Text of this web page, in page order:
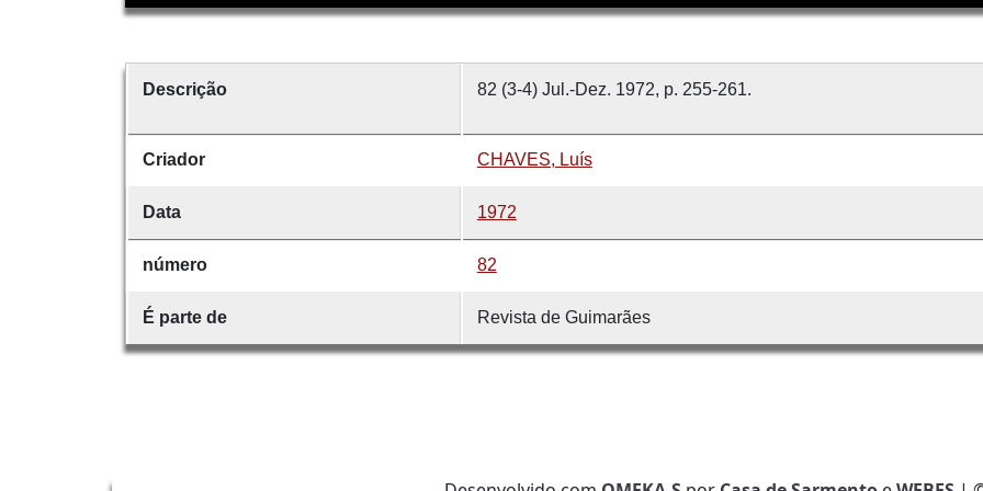
Descrição 82 (3-4) Jul.-Dez. 1972, p. 255-261.
Criador CHAVES, Luís
Data 1972
número 82
É parte de Revista de Guimarães